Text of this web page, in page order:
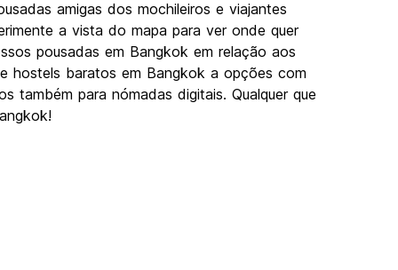
amigas dos mochileiros e viajantes
a vista do mapa para ver onde quer
pousadas em Bangkok em relação aos
hostels baratos em Bangkok a opções com
também para nómadas digitais. Qualquer que